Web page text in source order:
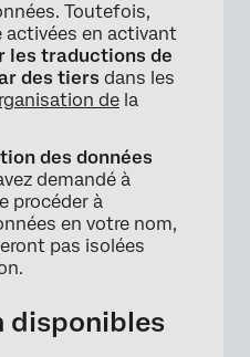
Toutefois,
activées en activant
les traductions de
des tiers dans les
de la
des données
demandé à
procéder à
en votre nom,
pas isolées
disponibles